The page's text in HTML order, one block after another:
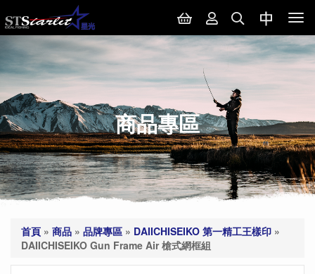
商品專區
首頁 » 商品 » 品牌專區 » DAIICHISEIKO 第一精工王樣印 »
DAIICHISEIKO Gun Frame Air 槍式網框組